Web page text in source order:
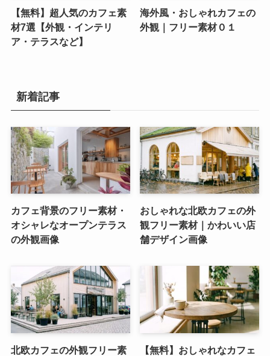
【無料】超人気のカフェ素
材7選【外観・インテリ
ア・テラスなど】
海外風・おしゃれカフェの
外観｜フリー素材０１
新着記事
カフェ背景のフリー素材・
オシャレなオープンテラス
の外観画像
おしゃれな北欧カフェの外
観フリー素材｜かわいい店
舗デザイン画像
北欧カフェの外観フリー素
【無料】おしゃれなカフェ